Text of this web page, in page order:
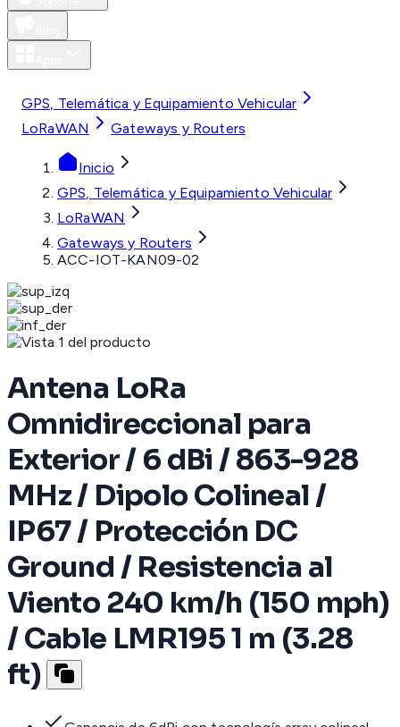
GPS, Telemática y Equipamiento Vehicular
LoRaWAN
Gateways y Routers
Inicio
GPS, Telemática y Equipamiento Vehicular
LoRaWAN
Gateways y Routers
ACC-IOT-KAN09-02
Antena LoRa
Omnidireccional para
Exterior / 6 dBi / 863-928
MHz / Dipolo Colineal /
IP67 / Protección DC
Ground / Resistencia al
Viento 240 km/h (150 mph)
/ Cable LMR195 1 m (3.28
ft)